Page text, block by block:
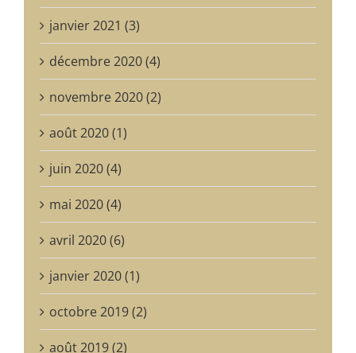
janvier 2021 (3)
décembre 2020 (4)
novembre 2020 (2)
août 2020 (1)
juin 2020 (4)
mai 2020 (4)
avril 2020 (6)
janvier 2020 (1)
octobre 2019 (2)
août 2019 (2)